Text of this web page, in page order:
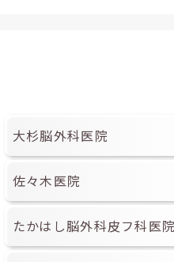
大杉脳外科医院
佐々木医院
たかはし脳外科皮フ科医